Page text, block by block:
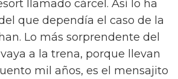
llamado cárcel. Así lo ha
que dependía el caso de la
Lo más sorprendente del
a la trena, porque llevan
mil años, es el mensajito